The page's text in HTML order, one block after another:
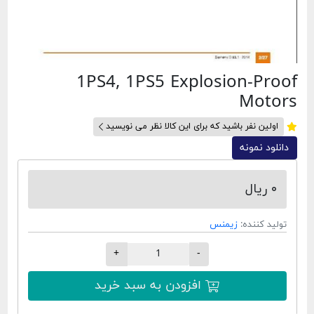
1PS4, 1PS5 Explosion-Proof
Motors
اولین نفر باشید که برای این کالا نظر می نویسید
دانلود نمونه
تولید کننده: زیمنس
افزودن به سبد خرید